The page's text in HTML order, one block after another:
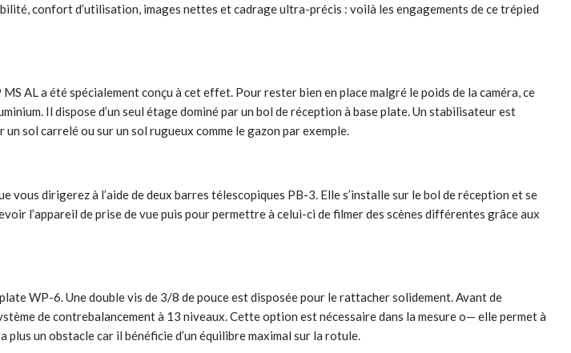
confort d’utilisation, images nettes et cadrage ultra-précis : voilà les engagements de ce trépied
AL a été spécialement conçu à cet effet. Pour rester bien en place malgré le poids de la caméra, ce
Il dispose d’un seul étage dominé par un bol de réception à base plate. Un stabilisateur est
sol carrelé ou sur un sol rugueux comme le gazon par exemple.
vous dirigerez à l’aide de deux barres télescopiques PB-3. Elle s’installe sur le bol de réception et se
l’appareil de prise de vue puis pour permettre à celui-ci de filmer des scènes différentes grâce aux
WP-6. Une double vis de 3/8 de pouce est disposée pour le rattacher solidement. Avant de
de contrebalancement à 13 niveaux. Cette option est nécessaire dans la mesure o— elle permet à
un obstacle car il bénéficie d’un équilibre maximal sur la rotule.